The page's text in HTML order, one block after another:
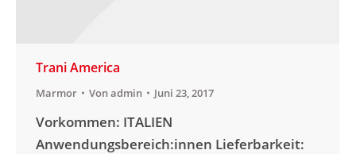
Trani America
Marmor Vonadmin Juni 23, 2017
Vorkommen: ITALIEN
Anwendungsbereich:innen Lieferbarkeit: